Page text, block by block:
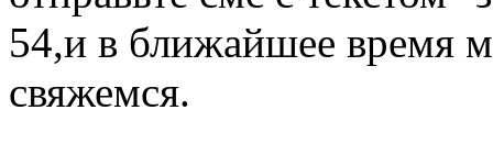
54,и в ближайшее время
свяжемся.